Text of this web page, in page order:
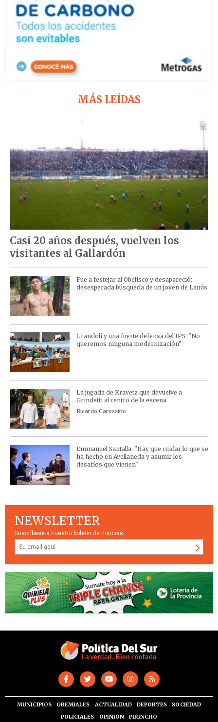
MÁS LEÍDAS
Casi 20 años después, vuelven los
visitantes al Gallardón
Fue a festejar al Obelisco y desapareció:
desesperada búsqueda de un joven de Lanús
Grandoli y una fuerte defensa del IPS: "No
queremos ninguna modernización"
La jugada de Kravetz que devuelve a
Grindetti al centro de la escena
Ricardo Carossino
Emmanuel Santalla: "Hay que cuidar lo que se
ha hecho en Avellaneda y asumir los
desafíos que vienen"
NEWSLETTER
Suscríbase a nuestro boletín de noticias
MUNICIPIOS GREMIALES ACTUALIDAD DEPORTES
SOCIEDAD
POLICIALES
OPINIÓN PIRINCHO